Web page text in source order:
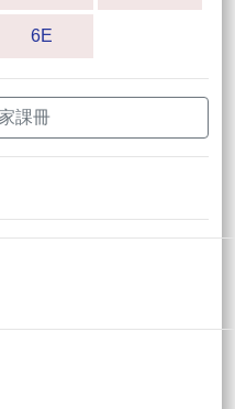
6E
課冊